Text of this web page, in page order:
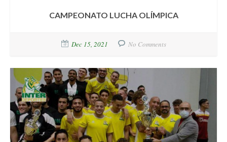
CAMPEONATO LUCHA OLÍMPICA
Dec 15, 2021 No Comments